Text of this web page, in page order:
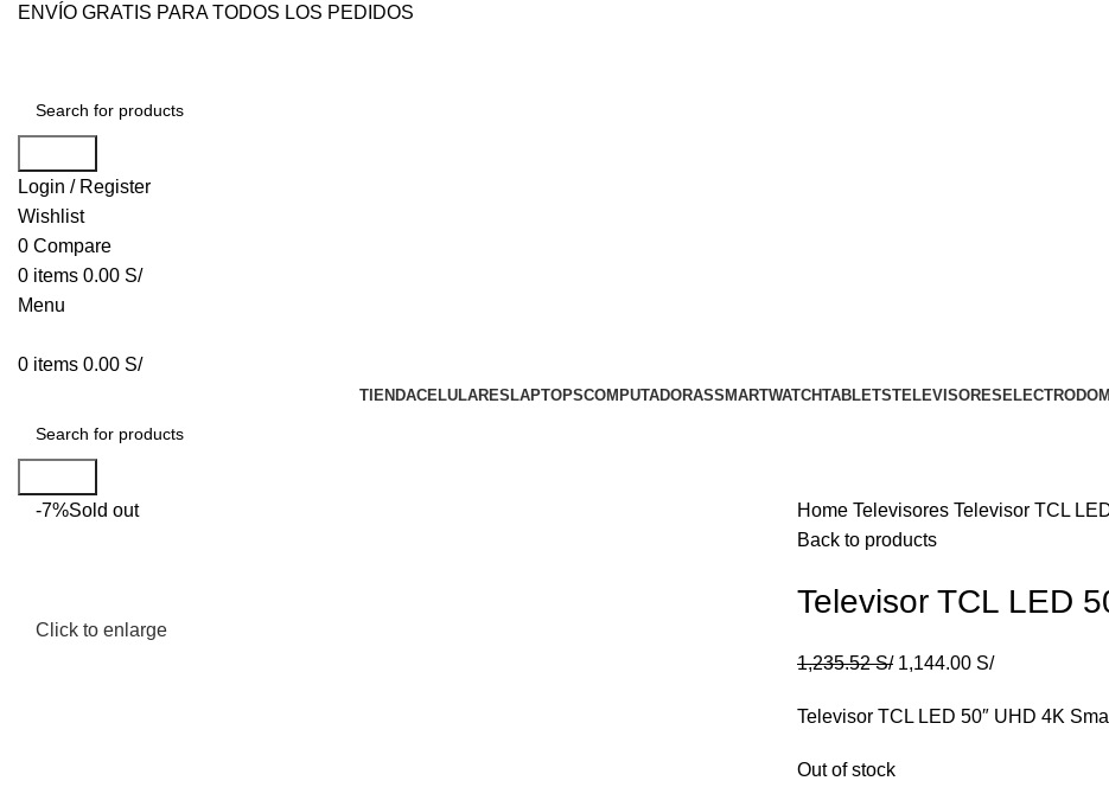
ENVÍO GRATIS PARA TODOS LOS PEDIDOS
Login / Register
Wishlist
0 Compare
0 items 0.00 S/
Menu
0 items 0.00 S/
TIENDACELULARES LAPTOPSCOMPUTADORASSMARTWATCHTABLETSTELEVISORES
-7%Sold out
Click to enlarge
Home Televisores Televisor TCL
Back to products
Televisor TCL LED
1,235.52S/ 1,144.00 S/
Televisor TCL LED 50″ UHD 4K
Out of stock